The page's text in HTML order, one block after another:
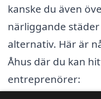
kanske du även
närliggande
alternativ. Här är
Åhus där du kan
entreprenörer: